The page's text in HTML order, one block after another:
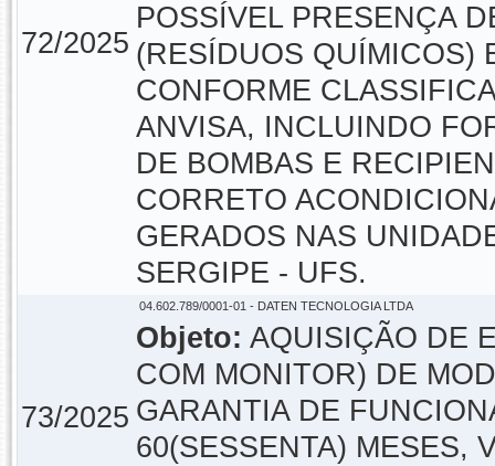
72/2025
POSSÍVEL PRESENÇA
(RESÍDUOS QUÍMICOS)
CONFORME
ANVISA, INCLUINDO
DE BOMBAS E
CORRETO
GERADOS NAS
SERGIPE - UFS.
73/2025
04.602.789/0001-01 - DATEN TECNOLOGIA LTDA
Objeto: AQUISIÇÃO DE
COM MONITOR) DE
GARANTIA DE
60(SESSENTA) MESES,